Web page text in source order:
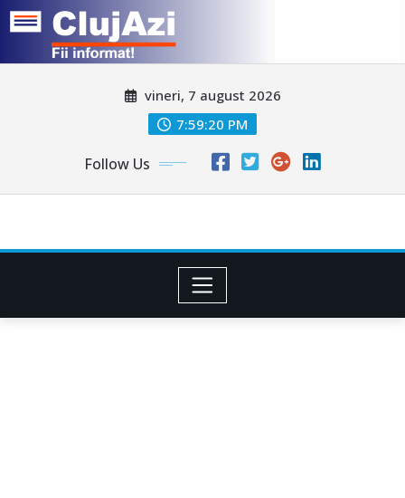
vineri, 7 august 2026
7:59:22 PM
Follow Us